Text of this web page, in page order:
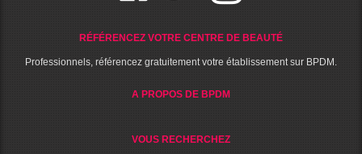
RÉFÉRENCEZ VOTRE CENTRE DE BEAUTÉ
Professionnels, référencez gratuitement votre établissement sur BPDM.
A PROPOS DE BPDM
VOUS RECHERCHEZ